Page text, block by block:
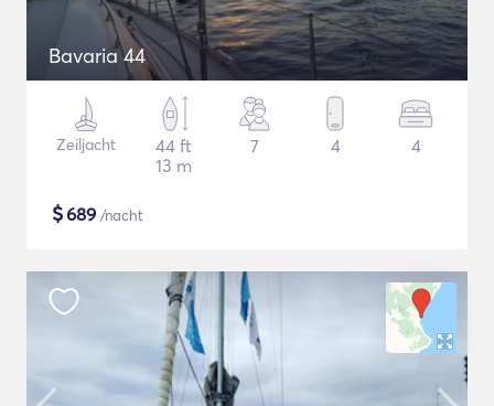
Bavaria 44
Zeiljacht
44 ft
13 m
7 4 4
$689 /nacht